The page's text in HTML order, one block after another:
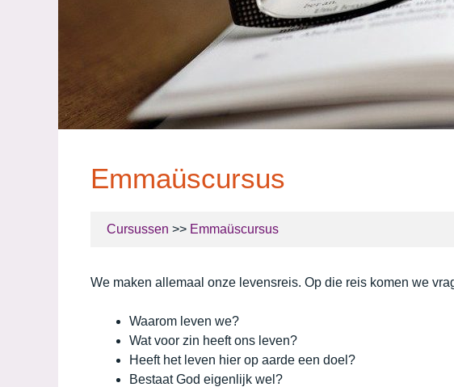
Emmaüscursus
Cursussen >> Emmaüscursus
We maken allemaal onze levensreis. Op die reis komen we
Waarom leven we?
Wat voor zin heeft ons leven?
Heeft het leven hier op aarde een doel?
Bestaat God eigenlijk wel?